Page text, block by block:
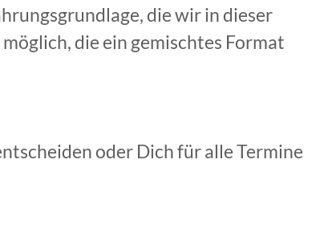
die wir in dieser
die ein gemischtes Format
oder Dich für alle Termine